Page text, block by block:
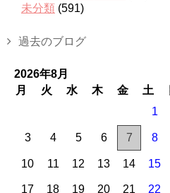
未分類 (591)
過去のブログ
2026年8月
月
火 水 木 金 土
1
3 4 5 6 7 8
10 11 12 13 14 15
17 18 19 20 21 22